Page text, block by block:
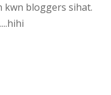
kwn bloggers sihat.